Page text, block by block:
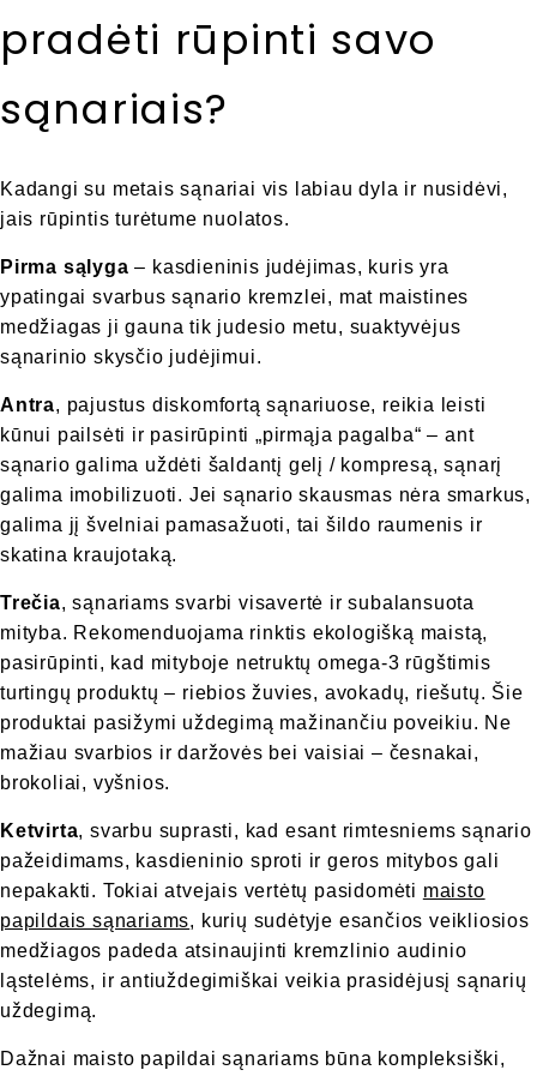
pradėti rūpinti savo
sąnariais?
Kadangi su metais sąnariai vis labiau dyla ir nusidėvi,
jais rūpintis turėtume nuolatos.
Pirma sąlyga – kasdieninis judėjimas, kuris yra
ypatingai svarbus sąnario kremzlei, mat maistines
medžiagas ji gauna tik judesio metu, suaktyvėjus
sąnarinio skysčio judėjimui.
Antra, pajustus diskomfortą sąnariuose, reikia leisti
kūnui pailsėti ir pasirūpinti „pirmąja pagalba“ – ant
sąnario galima uždėti šaldantį gelį / kompresą, sąnarį
galima imobilizuoti. Jei sąnario skausmas nėra smarkus,
galima jį švelniai pamasažuoti, tai šildo raumenis ir
skatina kraujotaką.
Trečia, sąnariams svarbi visavertė ir subalansuota
mityba. Rekomenduojama rinktis ekologišką maistą,
pasirūpinti, kad mityboje netruktų omega-3 rūgštimis
turtingų produktų – riebios žuvies, avokadų, riešutų. Šie
produktai pasižymi uždegimą mažinančiu poveikiu. Ne
mažiau svarbios ir daržovės bei vaisiai – česnakai,
brokoliai, vyšnios.
Ketvirta, svarbu suprasti, kad esant rimtesniems sąnario
pažeidimams, kasdieninio sproti ir geros mitybos gali
nepakakti. Tokiai atvejais vertėtų pasidomėti maisto
papildais sąnariams, kurių sudėtyje esančios veikliosios
medžiagos padeda atsinaujinti kremzlinio audinio
ląstelėms, ir antiuždegimiškai veikia prasidėjusį sąnarių
uždegimą.
Dažnai maisto papildai sąnariams būna kompleksiški,